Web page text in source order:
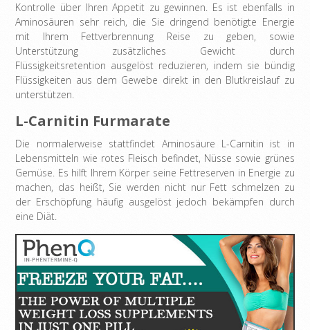
Kontrolle über Ihren Appetit zu gewinnen. Es ist ebenfalls in
Aminosäuren sehr reich, die Sie dringend benötigte Energie
mit Ihrem Fettverbrennung Reise zu geben, sowie
Unterstützung zusätzliches Gewicht durch
Flüssigkeitsretention ausgelöst reduzieren, indem sie bündig
Flüssigkeiten aus dem Gewebe direkt in den Blutkreislauf zu
unterstützen.
L-Carnitin Furmarate
Die normalerweise stattfindet Aminosäure L-Carnitin ist in
Lebensmitteln wie rotes Fleisch befindet, Nüsse sowie grünes
Gemüse. Es hilft Ihrem Körper seine Fettreserven in Energie zu
machen, das heißt, Sie werden nicht nur Fett schmelzen zu
der Erschöpfung häufig ausgelöst jedoch bekämpfen durch
eine Diät.